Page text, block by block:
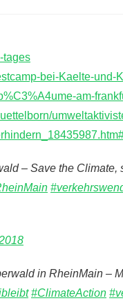
tages
bei-Kaelte-und-
am-
– Save the Climate,
in RheinMain –
#ClimateAction